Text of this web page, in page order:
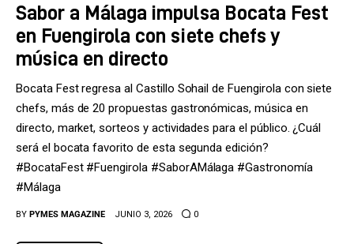
Directorio
Sabor a Málaga impulsa Bocata Fest
en Fuengirola con siete chefs y
música en directo
Bocata Fest regresa al Castillo Sohail de Fuengirola con siete
chefs, más de 20 propuestas gastronómicas, música en
directo, market, sorteos y actividades para el público. ¿Cuál
será el bocata favorito de esta segunda edición?
#BocataFest #Fuengirola #SaborAMálaga #Gastronomía
#Málaga
BY PYMES MAGAZINE JUNIO 3, 2026 0